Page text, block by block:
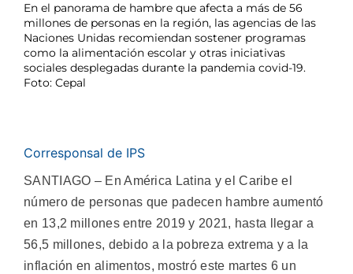
En el panorama de hambre que afecta a más de 56
millones de personas en la región, las agencias de las
Naciones Unidas recomiendan sostener programas
como la alimentación escolar y otras iniciativas
sociales desplegadas durante la pandemia covid-19.
Foto: Cepal
Corresponsal de IPS
SANTIAGO – En América Latina y el Caribe el
número de personas que padecen hambre aumentó
en 13,2 millones entre 2019 y 2021, hasta llegar a
56,5 millones, debido a la pobreza extrema y a la
inflación en alimentos, mostró este martes 6 un